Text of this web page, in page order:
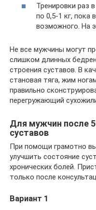
Тренировки раз
по 0,5-1 кг, пока
возможного. На
Не все мужчины могут
слишком длинных
строения суставов. В
становая тяга, жим
правильно
перегружающий
Для мужчин после
суставов
При помощи грамотно
улучшить состояние
хронических болей.
только после
Вариант 1